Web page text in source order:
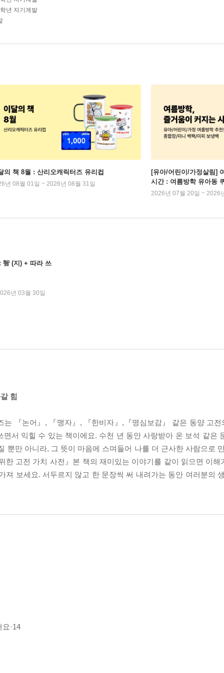
년 자기계발
의 책 8월 : 산리오캐릭터즈 유리컵
년 08월 01일 ~ 2026년 08월 31일
[유아/어린이/가정살림]
시간 : 여름방학 유아동
2026년 07월 20일 ~ 2026
智 (지) + 따라 쓰
년 03월 30일
힘
는 『논어』, 『맹자』, 『한비자』,『명심보감』 같은 동양 고
서 익힐 수 있는 책이에요. 수천 년 동안 사랑받아 온 보석 같은
뿐만 아니라, 그 뜻이 마음에 스며들어 나를 더 근사한 사람으로
한 고전 가치 사전』본 책의 재미있는 이야기를 같이 읽으면 이해
져 보세요. 서두르지 않고 한 문장씩 써 내려가는 동안 여러분의
·14